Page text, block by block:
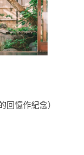
回憶作紀念）